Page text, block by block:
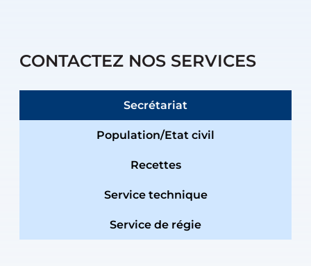
CONTACTEZ NOS SERVICES
Secrétariat
Population/Etat civil
Recettes
Service technique
Service de régie